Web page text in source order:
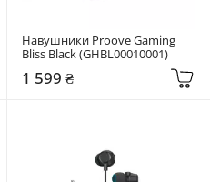
Навушники Proove Gaming
Bliss Black (GHBL00010001)
1 599 ₴